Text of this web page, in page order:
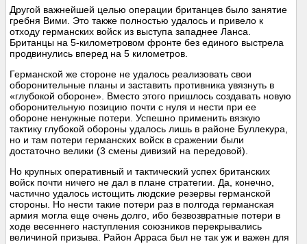
Другой важнейшей целью операции британцев было занятие
гребня Вими. Это также полностью удалось и привело к
отходу германских войск из выступа западнее Ланса.
Британцы на 5-километровом фронте без единого выстрела
продвинулись вперед на 5 километров.
Германской же стороне не удалось реализовать свои
оборонительные планы и заставить противника увязнуть в
«глубокой обороне». Вместо этого пришлось создавать новую
оборонительную позицию почти с нуля и нести при ее
обороне ненужные потери. Успешно применить вязкую
тактику глубокой обороны удалось лишь в районе Буллекура,
но и там потери германских войск в сражении были
достаточно велики (3 смены дивизий на передовой).
Но крупных оперативный и тактический успех британских
войск почти ничего не дал в плане стратегии. Да, конечно,
частично удалось истощить людские резервы германской
стороны. Но нести такие потери раз в полгода германская
армия могла еще очень долго, ибо безвозвратные потери в
ходе весеннего наступления союзников перекрывались
величиной призыва. Район Арраса был не так уж и важен для